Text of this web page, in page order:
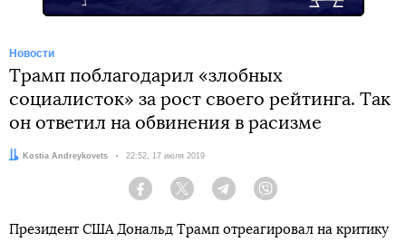
Новости
Трамп поблагодарил «злобных
социалисток» за рост своего рейтинга. Так
он ответил на обвинения в расизме
Автор:Kostia Andreykovets Дата:
22:52, 17 июля 2019
Facebook Twitter Telegram
Президент США Дональд Трамп отреагировал на критику